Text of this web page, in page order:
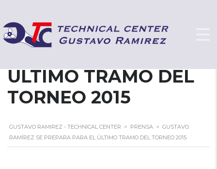
GUSTAVO RAMÍREZ
ÚLTIMO TRAMO DEL
TORNEO 2015
GUSTAVO RAMIREZ - TECHNICAL CENTER > PRENSA > GUSTAVO
RAMÍREZ SE PREPARA PARA EL ÚLTIMO TRAMO DEL TORNEO 2015